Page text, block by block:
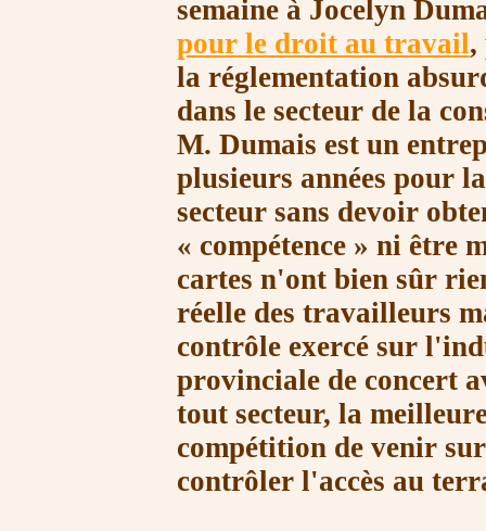
semaine à Jocelyn
pour le droit au travail,
la réglementation
dans le secteur de la
M. Dumais est un
plusieurs années pour
secteur sans devoir
« compétence » ni être
cartes n'ont bien sûr
réelle des travailleurs
contrôle exercé sur
provinciale de concert
tout secteur, la
compétition de venir
contrôler l'accès au